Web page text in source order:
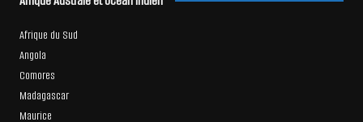
Afrique du Sud
Angola
Comores
Madagascar
Maurice